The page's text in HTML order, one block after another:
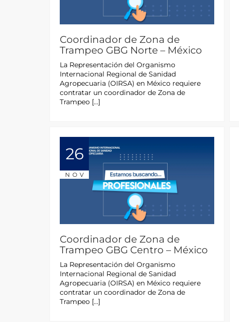
Coordinador de Zona de
Trampeo GBG Norte – México
La Representación del Organismo
Internacional Regional de Sanidad
Agropecuaria (OIRSA) en México requiere
contratar un coordinador de Zona de
Trampeo […]
26
NOV
Coordinador de Zona de
Trampeo GBG Centro – México
La Representación del Organismo
Internacional Regional de Sanidad
Agropecuaria (OIRSA) en México requiere
contratar un coordinador de Zona de
Trampeo […]